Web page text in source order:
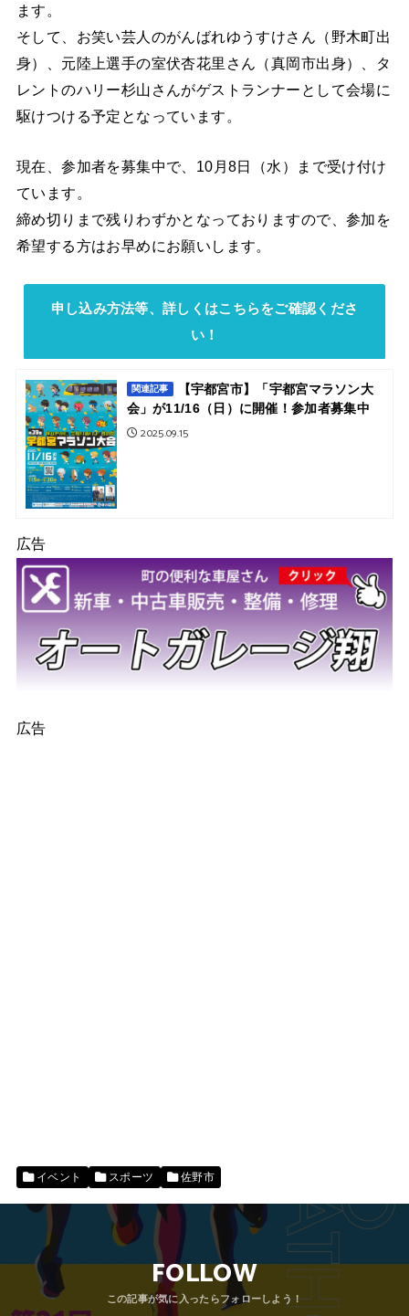
ます。
そして、お笑い芸人のがんばれゆうすけさん（野木町出
身）、元陸上選手の室伏杏花里さん（真岡市出身）、タ
レントのハリー杉山さんがゲストランナーとして会場に
駆けつける予定となっています。
現在、参加者を募集中で、10月8日（水）まで受け付け
ています。
締め切りまで残りわずかとなっておりますので、参加を
希望する方はお早めにお願いします。
申し込み方法等、詳しくはこちらをご確認くださ
い！
関連記事
【宇都宮市】「宇都宮マラソン大
会」が11/16（日）に開催！参加者募集中
2025.09.15
広告
広告
イベント スポーツ 佐野市
FOLLOW